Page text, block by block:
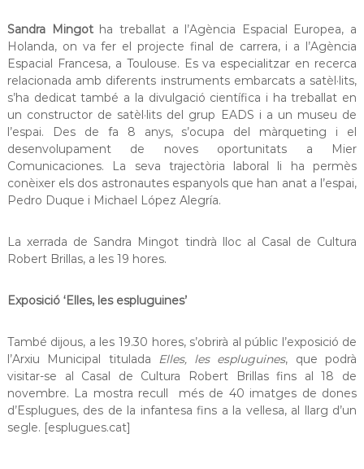
r
e
g
a
t
Sandra Mingotha treballat a l’Agència Espacial Europea, a
Holanda, on va fer el projecte final de carrera, i a l’Agència
Espacial Francesa, a Toulouse. Es va especialitzar en recerca
relacionada amb diferents instruments embarcats a satèl·lits,
s’ha dedicat també a la divulgació científica i ha treballat en
un constructor de satèl·lits del grup EADS i a un museu de
l’espai. Des de fa 8 anys, s’ocupa del màrqueting i el
desenvolupament de noves oportunitats a Mier
Comunicaciones. La seva trajectòria laboral li ha permès
conèixer els dos astronautes espanyols que han anat a l’espai,
Pedro Duque i Michael López Alegría.
La xerrada de Sandra Mingot tindrà lloc al Casal de Cultura
Robert Brillas, a les 19 hores.
Exposició ‘Elles, les espluguines’
També dijous, a les 19.30 hores, s’obrirà al públic l’exposició de
l’Arxiu Municipal titulada Elles, les espluguines, que podrà
visitar-se al Casal de Cultura Robert Brillas fins al 18 de
novembre. La mostra recull més de 40 imatges de dones
d’Esplugues, des de la infantesa fins a la vellesa, al llarg d’un
segle. [esplugues.cat]